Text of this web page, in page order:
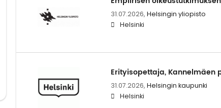
31.07.2026, Helsingin yliopisto
Helsinki
Erityisopettaja, Kannelmäen
31.07.2026, Helsingin kaupunki
Helsinki